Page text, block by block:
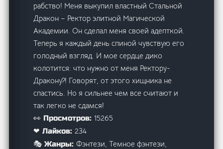
рабство! Меня выкупил властный Стальной
Дракон – Ректор элитной Магической
Академии. Он сделал меня своей адепткой.
Теперь я каждый день спиной чувствую его
голодный взгляд. И мое сердце дико
колотится: что нужно от меня Ректору-
Дракону?! Говорят, от этого хищника не
спастись. Но я сильнее чем все считают и
так легко не сдамся!
👀 Просмотров:15265
❤ Лайков: 234
🎭 Жанры:Фэнтези, Темное фэнтези,